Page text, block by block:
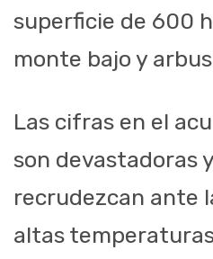
superficie de 600
monte bajo y
Las cifras en el
son devastadoras
recrudezcan ante
altas